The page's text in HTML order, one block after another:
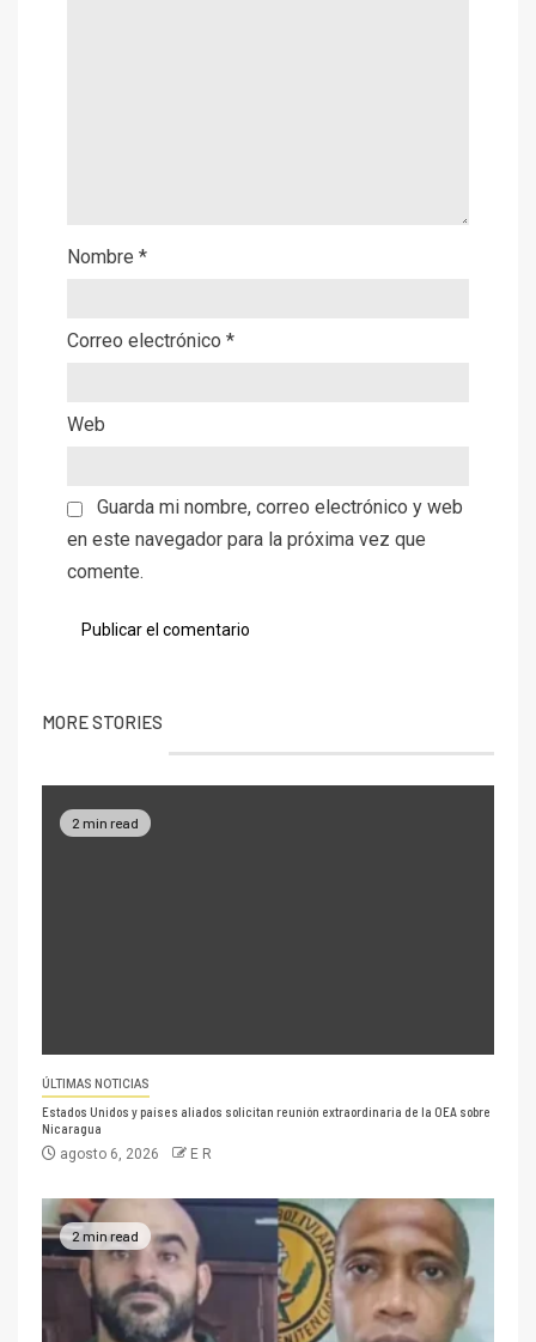
Nombre *
Correo electrónico *
Web
Guarda mi nombre, correo electrónico y web
en este navegador para la próxima vez que
comente.
MORE STORIES
2 min read
ÚLTIMAS NOTICIAS
Estados Unidos y países aliados solicitan reunión extraordinaria de la OEA sobre
Nicaragua
agosto 6, 2026 E R
2 min read